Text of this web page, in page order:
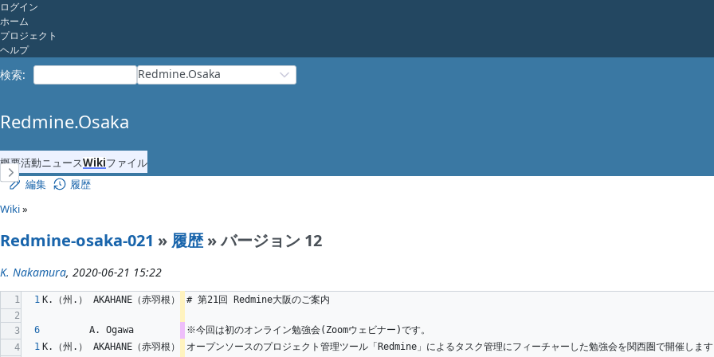
ログイン
ホーム
プロジェクト
ヘルプ
検索: Redmine.Osaka
Redmine.Osaka
概要活動ニュースWikiファイル
編集 履歴
Wiki»
Redmine-osaka-021 » 履歴» バージョン 12
K. Nakamura, 2020-06-21 15:22
1 1 K.（州.） AKAHANE（赤羽根）
# 第21回 Redmine大阪のご案内
2
3
6 A. Ogawa
※今回は初のオンライン勉強会(Zoomウェビナー)です。
4
1 K.（州.） AKAHANE（赤羽根） オープンソースのプロジェクト管理ツール「Redmine」によるタスク管理にフィーチャーした勉強会を関西圏で開催しま